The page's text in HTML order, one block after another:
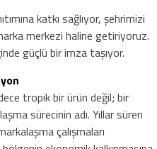
katkı sağlıyor, şehrimizi
merkezi haline getiriyoruz.
güçlü bir imza taşıyor.
tropik bir ürün değil; bir
sürecinin adı. Yıllar süren
çalışmaları